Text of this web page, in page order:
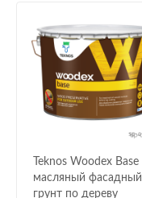
Teknos Woodex Base
масляный фасадный
грунт по дереву